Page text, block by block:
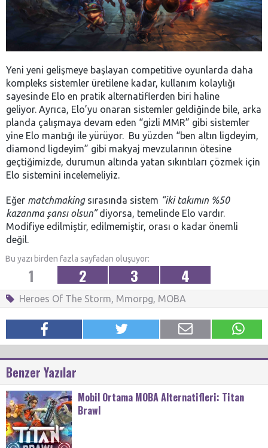
Yeni yeni gelişmeye başlayan competitive oyunlarda daha
kompleks sistemler üretilene kadar, kullanım kolaylığı
sayesinde Elo en pratik alternatiflerden biri haline
geliyor. Ayrıca, Elo’yu onaran sistemler geldiğinde bile, arka
planda çalışmaya devam eden “gizli MMR” gibi sistemler
yine Elo mantığı ile yürüyor. Bu yüzden “ben altın ligdeyim,
diamond ligdeyim” gibi makyaj mevzularının ötesine
geçtiğimizde, durumun altında yatan sıkıntıları çözmek için
Elo sistemini incelemeliyiz.
Eğer matchmakingsırasında sistem “iki takımın %50
kazanma şansı olsun”diyorsa, temelinde Elo vardır.
Modifiye edilmiştir, edilmemiştir, orası o kadar önemli
değil.
Bu yazı birden fazla sayfadan oluşuyor:
1 2 3 4
Heroes Of The Storm, Mmorpg, MOBA
Benzer Yazılar
Mobil Ortama MOBA Alternatifleri: Titan
Brawl